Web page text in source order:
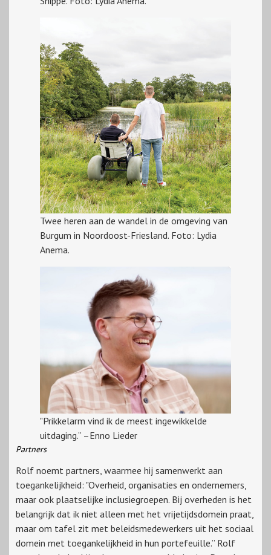
Twee heren aan de wandel in de omgeving van
Burgum in Noordoost-Friesland. Foto: Lydia
Anema.
"Prikkelarm vind ik de meest ingewikkelde
uitdaging.” –Enno Lieder
Partners
Rolf noemt partners, waarmee hij samenwerkt aan
toegankelijkheid: "Overheid, organisaties en ondernemers,
maar ook plaatselijke inclusiegroepen. Bij overheden is het
belangrijk dat ik niet alleen met het vrijetijdsdomein praat,
maar om tafel zit met beleidsmedewerkers uit het sociaal
domein met toegankelijkheid in hun portefeuille.” Rolf